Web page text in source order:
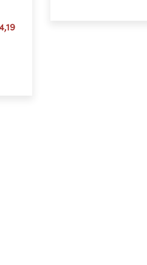
Plage